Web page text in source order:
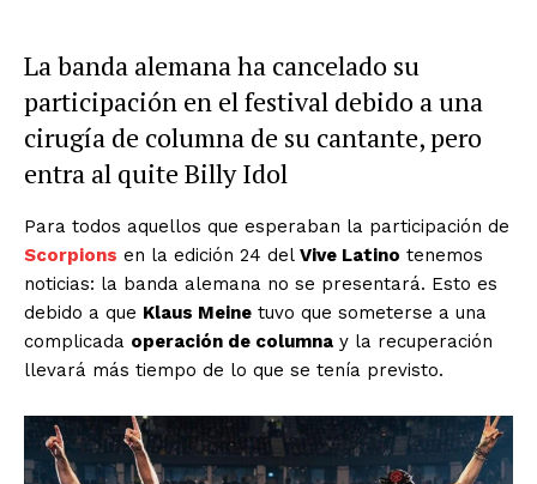
La banda alemana ha cancelado su
participación en el festival debido a una
cirugía de columna de su cantante, pero
entra al quite Billy Idol
Para todos aquellos que esperaban la participación de
Scorpions en la edición 24 del Vive Latino tenemos
noticias: la banda alemana no se presentará. Esto es
debido a que Klaus Meine tuvo que someterse a una
complicada operación de columna y la recuperación
llevará más tiempo de lo que se tenía previsto.